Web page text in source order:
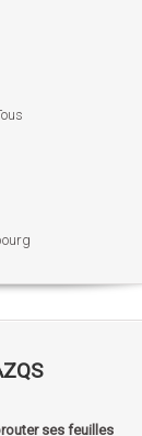
ses feuilles